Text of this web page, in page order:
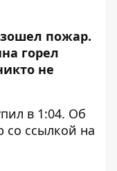
пожар.
горел
не
в 1:04. Об
со ссылкой на